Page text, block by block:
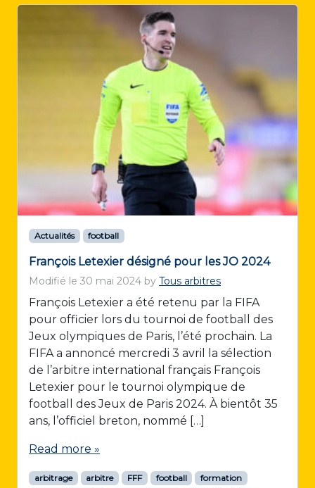
Actualités football
François Letexier désigné pour les JO 2024
Modifié le 30 mai 2024 by Tous arbitres
François Letexier a été retenu par la FIFA
pour officier lors du tournoi de football des
Jeux olympiques de Paris, l’été prochain. La
FIFA a annoncé mercredi 3 avril la sélection
de l’arbitre international français François
Letexier pour le tournoi olympique de
football des Jeux de Paris 2024. À bientôt 35
ans, l’officiel breton, nommé […]
Read more »
arbitrage arbitre FFF football
formation